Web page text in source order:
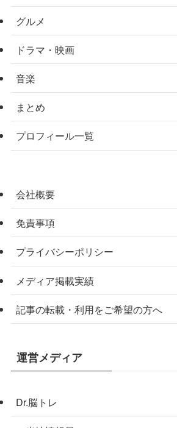
グルメ
ドラマ・映画
音楽
まとめ
プロフィール一覧
会社概要
免責事項
プライバシーポリシー
メディア掲載実績
記事の転載・利用をご希望の方へ
運営メディア
Dr.脳トレ